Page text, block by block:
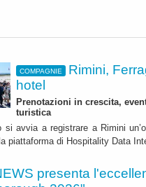
COMPAGNIE
Rimini,
hotel
Prenotazioni in crescita,
turistica
si avvia a registrare a Rimini
piattaforma di Hospitality Data
presenta